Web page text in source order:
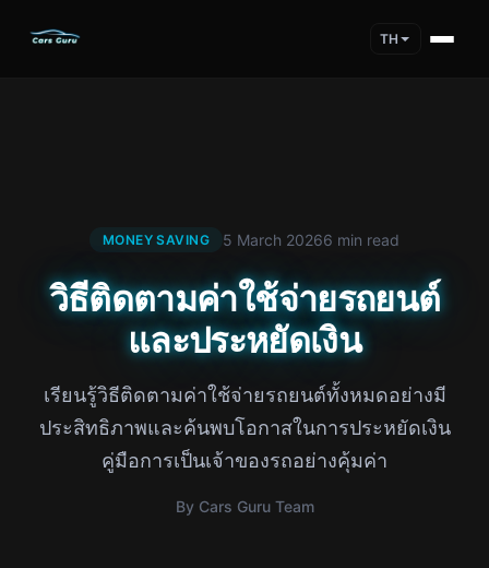
TH
MONEY SAVING 5 March 20266 min read
วิธีติดตามค่าใช้จ่ายรถยนต์
และประหยัดเงิน
เรียนรู้วิธีติดตามค่าใช้จ่ายรถยนต์ทั้งหมดอย่างมี
ประสิทธิภาพและค้นพบโอกาสในการประหยัดเงิน
คู่มือการเป็นเจ้าของรถอย่างคุ้มค่า
By Cars Guru Team